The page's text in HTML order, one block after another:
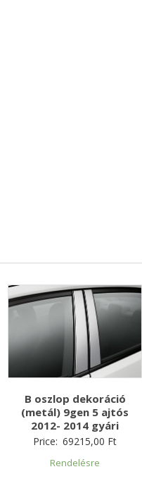
B oszlop dekoráció
(metál) 9gen 5 ajtós
2012- 2014 gyári
Price: 69215,00 Ft
Rendelésre